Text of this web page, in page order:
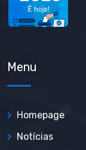
Menu
Homepage
Notícias